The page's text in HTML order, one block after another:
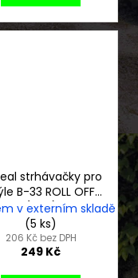
strhávačky pro
B-33 ROLL OFF
(10ks)
v externím skladě
(5 ks)
206 Kč bez DPH
249 Kč